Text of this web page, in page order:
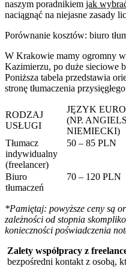
naszym poradnikiem jak
naciągnąć na niejasne zasady
Porównanie kosztów: biuro
W Krakowie mamy ogromny
Kazimierzu, po duże sieciowe
Poniższa tabela przedstawia
stronę tłumaczenia
RODZAJ
USŁUGI
JĘZYK
(NP.
NIEMIECKI)
Tłumacz
indywidualny
(freelancer)
50 – 85 PLN
Biuro
tłumaczeń
70 – 120 PLN
*Pamiętaj: powyższe ceny są
zależności od stopnia
konieczności poświadczenia
Zalety współpracy z
bezpośredni kontakt z osobą,